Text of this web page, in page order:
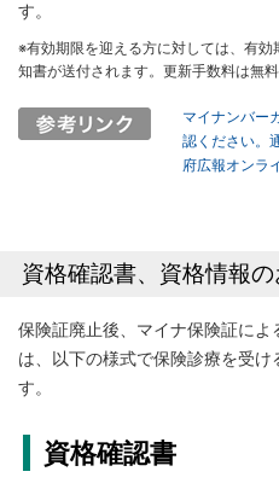
す。
※有効期限を迎える方に対しては、有
知書が送付されます。更新手数料は無料
マイナンバー
認ください。
府広報オンラ
資格確認書、資格情報
保険証廃止後、マイナ保険証によ
は、以下の様式で保険診療を受け
す。
資格確認書